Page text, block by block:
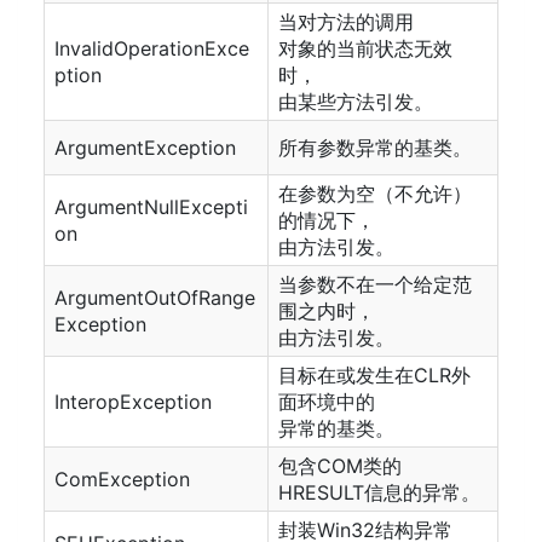
InvalidOperationExce
ption
当对方法的调用
对象的当前状态无效
时，
由某些方法引发。
ArgumentException
所有参数异常的基类。
ArgumentNullExcepti
on
在参数为空（不允许）
的情况下，
由方法引发。
ArgumentOutOfRange
Exception
当参数不在一个给定范
围之内时，
由方法引发。
InteropException
目标在或发生在CLR外
面环境中的
异常的基类。
ComException
包含COM类的
HRESULT信息的异常。
封装Win32结构异常